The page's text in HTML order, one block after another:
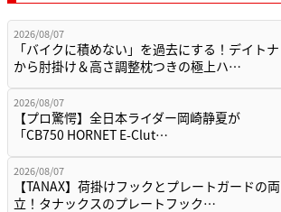
2026/08/07
「バイクに積めない」を過去にする！デイトナ
から肘掛け＆高さ調整枕つきの極上ハ…
2026/08/07
【プロ驚愕】全日本ライダー岡崎静夏が
「CB750 HORNET E-Clut…
2026/08/07
【TANAX】荷掛けフックとプレートガードの両
立！タナックスのプレートフック…